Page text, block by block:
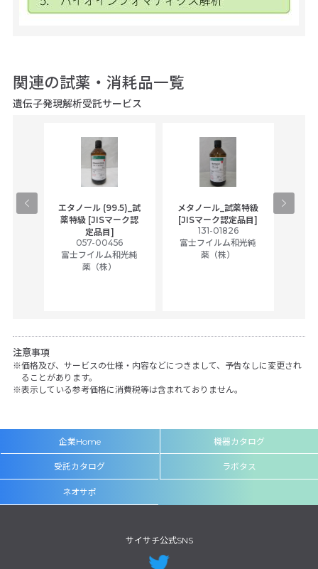
関連の試薬・消耗品一覧
遺伝子発現解析受託サービス
エタノール (99.5)_試
薬特級 [JISマーク認
定品目]
057-00456
富士フイルム和光純
薬（株）
メタノール_試薬特級
[JISマーク認定品目]
131-01826
富士フイルム和光純
薬（株）
注意事項
価格及び、サービスの仕様・内容などにつきまして、予告なしに変更され
ることがあります。
表示している参考価格に消費税等は含まれておりません。
企業Home 機器カタログ
受託カタログ ラボタス
ネオサポ
サイサチ公式SNS